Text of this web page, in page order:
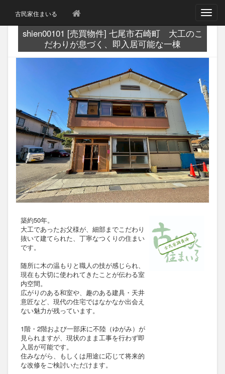
古民家住まいる
T
e
v
i
g
a
i
o
n
shien00101 [売買物件] 七尾市石崎町 大工のこ
だわりが息づく、即入居可能な一棟
築約50年。
大工であったお父様が、細部までこだわり
抜いて建てられた、丁寧なつくりの住まい
です。
随所に木の温もりと職人の技が感じられ、
現在も大切に使われてきたことが伝わる室
内空間。
広がりのある和室や、趣のある建具・天井
意匠など、現代の住宅ではなかなか出会え
ない魅力が残っています。
1階・2階および一部床に不陸（ゆがみ）が
見られますが、現状のまま工事を行わず即
入居が可能です。
住みながら、もしくは用途に応じて将来的
な改修をご検討いただけます。